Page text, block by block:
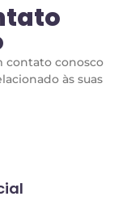
contato conosco
às suas